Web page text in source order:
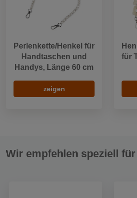
Perlenkette/Henkel für
Handtaschen und
Handys, Länge 60 cm
zeigen
für
Wir empfehlen speziell